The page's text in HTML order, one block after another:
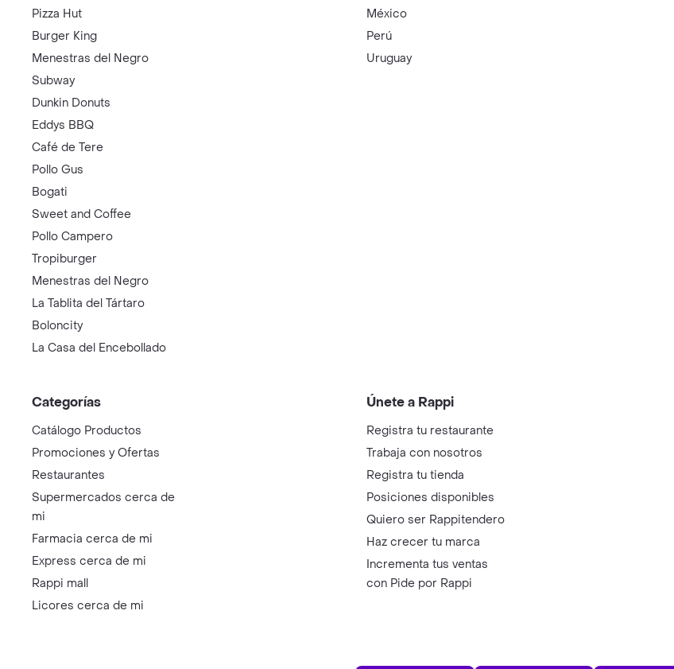
Pizza Hut
Burger King
Menestras del Negro
Subway
Dunkin Donuts
Eddys BBQ
Café de Tere
Pollo Gus
Bogati
Sweet and Coffee
Pollo Campero
Tropiburger
Menestras del Negro
La Tablita del Tártaro
Boloncity
La Casa del Encebollado
México
Perú
Uruguay
Categorías
Catálogo Productos
Promociones y Ofertas
Restaurantes
Supermercados cerca de
mi
Farmacia cerca de mi
Express cerca de mi
Rappi mall
Licores cerca de mi
Únete a Rappi
Registra tu restaurante
Trabaja con nosotros
Registra tu tienda
Posiciones disponibles
Quiero ser Rappitendero
Haz crecer tu marca
Incrementa tus ventas
con Pide por Rappi